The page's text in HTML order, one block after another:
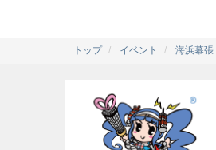
トップ イベント 海浜幕張